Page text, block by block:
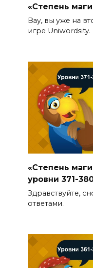
«Степень
Вау, вы уже на
игре Uniwordsity.
«Степень
уровни 371-
Здравствуйте,
ответами.